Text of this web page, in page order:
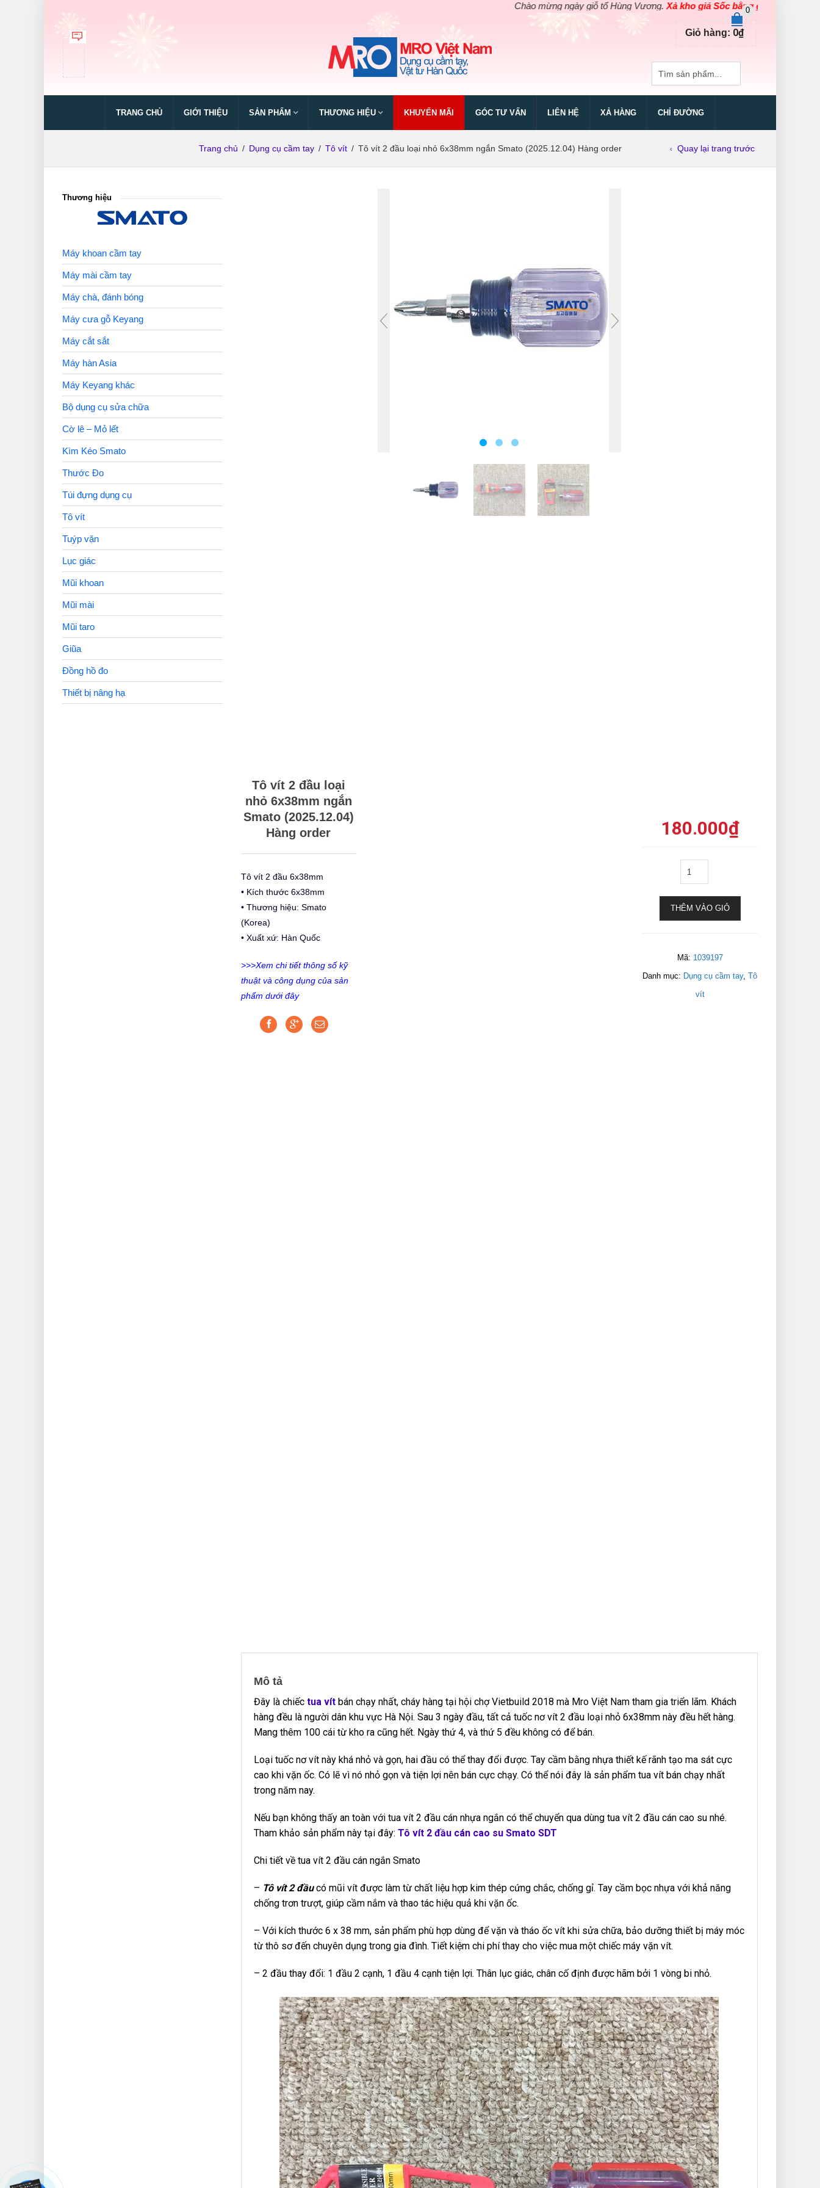
Chào mừng ngày giỗ tổ Hùng Vương.Xả kho giá Sốc bằng giá Gốccho các sản
0
Giỏ hàng: 0₫
TRANG CHỦ GIỚI THIỆU SẢN PHẨM THƯƠNG HIỆU KHUYẾN MÃI GÓC TƯ VẤN LIÊN HỆ XẢ HÀNG CHỈ ĐƯỜNG
Trang chủ / Dụng cụ cầm tay / Tô vít / Tô vít 2 đầu loại nhỏ 6x38mm ngắn Smato (2025.12.04) Hàng order Quay lại trang trước
Tô vít 2 đầu loại
nhỏ 6x38mm ngắn
Smato (2025.12.04)
Hàng order
Tô vít 2 đầu 6x38mm
• Kích thước 6x38mm
• Thương hiệu: Smato
(Korea)
• Xuất xứ: Hàn Quốc
>>>Xem chi tiết thông số kỹ
thuật và công dụng của sản
phẩm dưới đây
180.000₫
THÊM VÀO GIỎ
Mã: 1039197
Danh mục: Dụng cụ cầm tay,Tô
vít
Mô tả
Đây là chiếc tua vítbán chạy nhất, cháy hàng tại hội chợ Vietbuild 2018 mà Mro Việt Nam tham gia triển lãm. Khách
hàng đều là người dân khu vực Hà Nội. Sau 3 ngày đầu, tất cả tuốc nơ vít 2 đầu loại nhỏ 6x38mm này đều hết hàng.
Mang thêm 100 cái từ kho ra cũng hết. Ngày thứ 4, và thứ 5 đều không có để bán.
Loại tuốc nơ vít này khá nhỏ và gọn, hai đầu có thể thay đổi được. Tay cầm bằng nhựa thiết kế rãnh tạo ma sát cực
cao khi vặn ốc. Có lẽ vì nó nhỏ gọn và tiện lợi nên bán cực chạy. Có thể nói đây là sản phẩm tua vít bán chạy nhất
trong năm nay.
Nếu bạn không thấy an toàn với tua vít 2 đầu cán nhựa ngắn có thể chuyển qua dùng tua vít 2 đầu cán cao su nhé.
Tham khảo sản phẩm này tại đây: Tô vít 2 đầu cán cao su Smato SDT
Chi tiết về tua vít 2 đầu cán ngắn Smato
– Tô vít 2 đầu có mũi vít được làm từ chất liệu hợp kim thép cứng chắc, chống gỉ. Tay cầm bọc nhựa với khả năng
chống trơn trượt, giúp cầm nắm và thao tác hiệu quả khi vặn ốc.
– Với kích thước 6 x 38 mm, sản phẩm phù hợp dùng để vặn và tháo ốc vít khi sửa chữa, bảo dưỡng thiết bị máy móc
từ thô sơ đến chuyên dụng trong gia đình. Tiết kiệm chi phí thay cho việc mua một chiếc máy vặn vít.
– 2 đầu thay đổi: 1 đầu 2 cạnh, 1 đầu 4 cạnh tiện lợi. Thân lục giác, chân cố định được hãm bởi 1 vòng bi nhỏ.
Thương hiệu
Máy khoan cầm tay
Máy mài cầm tay
Máy chà, đánh bóng
Máy cưa gỗ Keyang
Máy cắt sắt
Máy hàn Asia
Máy Keyang khác
Bộ dụng cụ sửa chữa
Cờ lê – Mỏ lết
Kìm Kéo Smato
Thước Đo
Túi đựng dụng cụ
Tô vít
Tuýp vặn
Lục giác
Mũi khoan
Mũi mài
Mũi taro
Giũa
Đồng hồ đo
Thiết bị nâng hạ